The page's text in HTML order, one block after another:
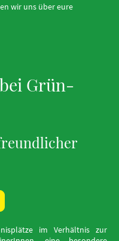
wir uns über eure
Grün-
im Verhältnis zur